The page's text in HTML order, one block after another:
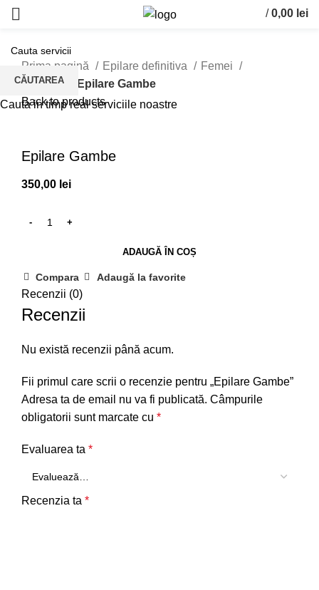
items
/ 0,00 lei
Prima pagină Epilare definitiva
Femei
Picioare
Epilare Gambe
Back to products
Epilare Gambe
350,00 lei
ADAUGĂ ÎN COȘ
Compara Adaugă la favorite
Recenzii (0)
Recenzii
Nu există recenzii până acum.
Fii primul care scrii o recenzie pentru „Epilare Gambe”
Adresa ta de email nu va fi publicată. Câmpurile
obligatorii sunt marcate cu *
Evaluarea ta *
Recenzia ta *
CĂUTAREA
Cauta in timp real serviciile noastre